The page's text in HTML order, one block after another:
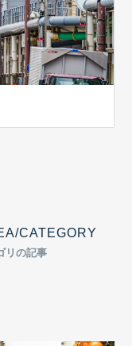
CATEGORY
リの記事